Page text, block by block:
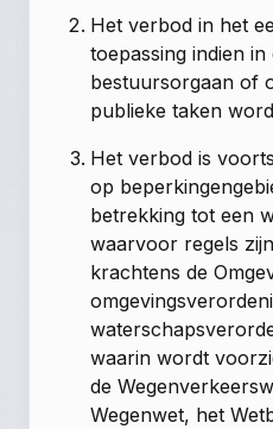
Het verbod in het
toepassing indien
bestuursorgaan of
publieke taken
Het verbod is
op
betrekking tot een
waarvoor regels
krachtens de
waarin wordt
de
Wegenwet, het